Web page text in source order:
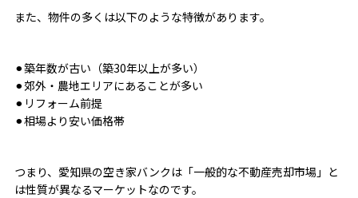
また、物件の多くは以下のような特徴があります。
⚫︎築年数が古い（築30年以上が多い）
⚫︎郊外・農地エリアにあることが多い
⚫︎リフォーム前提
⚫︎相場より安い価格帯
つまり、愛知県の空き家バンクは「一般的な不動産売却市場」と
は性質が異なるマーケットなのです。